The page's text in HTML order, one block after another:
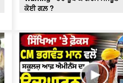
ਕੋਈ ਗਲ਼ ?